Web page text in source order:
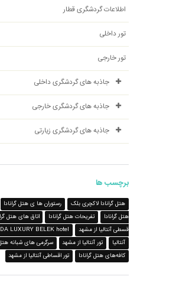
اطلاعات گردشگری قطار
تور داخلی
تور خارجی
جاذبه های گردشگری داخلی
جاذبه های گردشگری خارجی
جاذبه های گردشگری زیارتی
برچسب ها
هتل گرانادا لاکچری بلک رستوران ها ی هتل گرانادا
هتل گرانادا
تفریحات هتل گرانادا اتاق های هتل
قسطی آنتالیا از مشهد
LUXURY BELEK hotel
آنتالیا
تور آنتالیا از مشهد
سرگرمی های شبانه هتل
کافه‌های هتل گرانادا
تور اقساطی آنتالیا از مشهد